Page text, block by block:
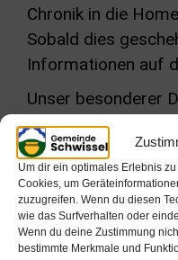
Um dir ein optimales Erlebnis
Cookies, um
zuzugreifen. Wenn du diesen
wie das Surfverhalten oder
Wenn du deine Zustimmung
bestimmte Merkmale und
Chronik in die
Sobald dies
Informationen auf
Unser besonderer
der zur Erstellung
Dorf vorhandenen
gesichtet sowie in
weitere